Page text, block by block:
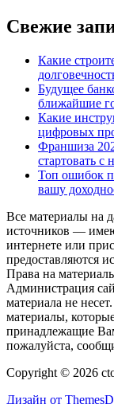
Свежие
Какие
Будущее
ближайшие
Какие
цифровых
Франшиза
стартовать с
Топ ошибок
вашу
Все материалы на
источников —
интернете или
предоставляются
Права на
Администрация
материала не
материалы,
принадлежащие
пожалуйста,
Copyright © 2026
Дизайн от